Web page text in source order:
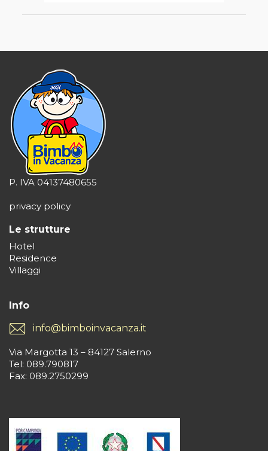
P. IVA 04137480655
privacy policy
Le strutture
Hotel
Residence
Villaggi
Info
info@bimboinvacanza.it
Via Margotta 13 – 84127 Salerno
Tel: 089.790817
Fax: 089.2750299